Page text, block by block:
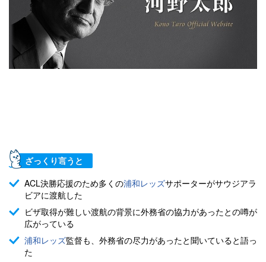
ざっくり言うと
ACL決勝応援のため多くの浦和レッズサポーターがサウジアラ
ビアに渡航した
ビザ取得が難しい渡航の背景に外務省の協力があったとの噂が
広がっている
浦和レッズ監督も、外務省の尽力があったと聞いていると語っ
た